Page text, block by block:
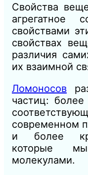
Свойства
агрегатное
свойствами
свойствах
различия
их взаимной
Ломоносов
частиц:
современном
и более
которые
молекулами.